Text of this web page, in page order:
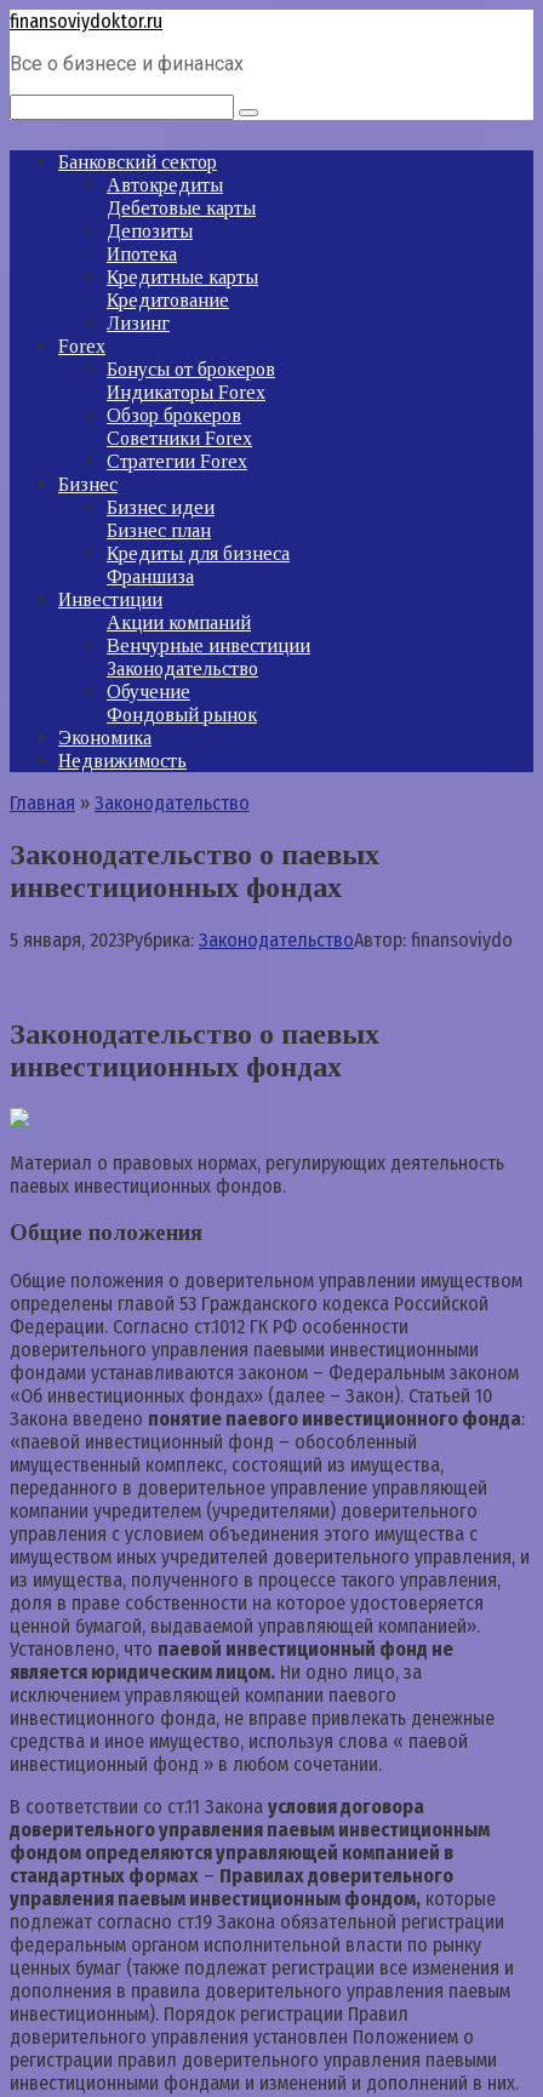
Перейти
контенту
finansoviydoktor.ru
Все о бизнесе и финансах
Банковский сектор
Автокредиты
Дебетовые карты
Депозиты
Ипотека
Кредитные карты
Кредитование
Лизинг
Forex
Бонусы от брокеров
Индикаторы Forex
Обзор брокеров
Советники Forex
Стратегии Forex
Бизнес
Бизнес идеи
Бизнес план
Кредиты для бизнеса
Франшиза
Инвестиции
Акции компаний
Венчурные инвестиции
Законодательство
Обучение
Фондовый рынок
Экономика
Недвижимость
Главная » Законодательство
Законодательство о паевых
инвестиционных фондах
5 января, 2023Рубрика: ЗаконодательствоАвтор: finansoviydo
Законодательство о паевых
инвестиционных фондах
Материал о правовых нормах, регулирующих деятельность
паевых инвестиционных фондов.
Общие положения
Общие положения о доверительном управлении имуществом
определены главой 53 Гражданского кодекса Российской
Федерации. Согласно ст.1012 ГК РФ особенности
доверительного управления паевыми инвестиционными
фондами устанавливаются законом – Федеральным законом
«Об инвестиционных фондах» (далее – Закон). Статьей 10
Закона введено понятие паевого инвестиционного фонда:
«паевой инвестиционный фонд – обособленный
имущественный комплекс, состоящий из имущества,
переданного в доверительное управление управляющей
компании учредителем (учредителями) доверительного
управления с условием объединения этого имущества с
имуществом иных учредителей доверительного управления, и
из имущества, полученного в процессе такого управления,
доля в праве собственности на которое удостоверяется
ценной бумагой, выдаваемой управляющей компанией».
Установлено, что паевой инвестиционный фонд не
является юридическим лицом. Ни одно лицо, за
исключением управляющей компании паевого
инвестиционного фонда, не вправе привлекать денежные
средства и иное имущество, используя слова « паевой
инвестиционный фонд » в любом сочетании.
В соответствии со ст.11 Закона условия договора
доверительного управления паевым инвестиционным
фондом определяются управляющей компанией в
стандартных формах – Правилах доверительного
управления паевым инвестиционным фондом, которые
подлежат согласно ст.19 Закона обязательной регистрации
федеральным органом исполнительной власти по рынку
ценных бумаг (также подлежат регистрации все изменения и
дополнения в правила доверительного управления паевым
инвестиционным). Порядок регистрации Правил
доверительного управления установлен Положением о
регистрации правил доверительного управления паевыми
инвестиционными фондами и изменений и дополнений в них.